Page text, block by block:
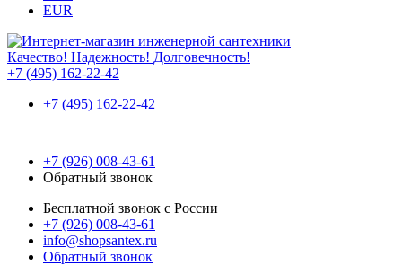
EUR
Качество! Надежность! Долговечность!
+7 (495) 162-22-42
+7 (495) 162-22-42
+7 (926) 008-43-61
Обратный звонок
Бесплатной звонок с России
+7 (926) 008-43-61
info@shopsantex.ru
Обратный звонок